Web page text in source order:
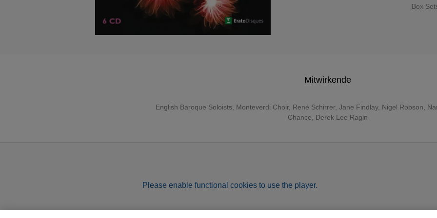
Box
Mitwirkende
English Baroque Soloists, Monteverdi Choir, René Schirrer, Jane Findlay, Nigel Robson
Chance
Derek Lee Ragin
Please enable functional cookies to use the player.